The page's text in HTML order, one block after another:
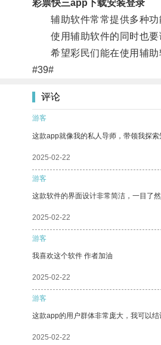
彩票快三app下载安装登录
辅助软件常常提供多种功
使用辅助软件的同时也要
希望彩民们能在使用辅助
#39#
评论
游客
这款app就像我的私人导师，带领我探索
2025-02-22
游客
这款软件的界面设计非常简洁，一目了然
2025-02-22
游客
我喜欢这个软件 作者加油
2025-02-22
游客
这款app的用户群体非常庞大，我可以结
2025-02-22